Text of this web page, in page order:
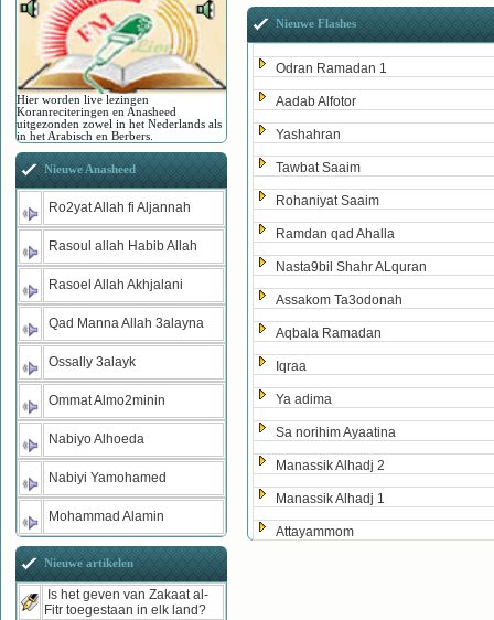
Nieuwe Flashes
Odran Ramadan 1
Aadab Alfotor
Yashahran
Tawbat Saaim
Rohaniyat Saaim
Ramdan qad Ahalla
Nasta9bil Shahr ALquran
Assakom Ta3odonah
Aqbala Ramadan
Iqraa
Ya adima
Sa norihim Ayaatina
Manassik Alhadj 2
Manassik Alhadj 1
Attayammom
Hier worden live lezingen
Koranreciteringen en Anasheed
uitgezonden zowel in het Nederlands als
in het Arabisch en Berbers.
Nieuwe Anasheed
Ro2yat Allah fi Aljannah
Rasoul allah Habib Allah
Rasoel Allah Akhjalani
Qad Manna Allah 3alayna
Ossally 3alayk
Ommat Almo2minin
Nabiyo Alhoeda
Nabiyi Yamohamed
Mohammad Alamin
Nieuwe artikelen
Is het geven van Zakaat al-
Fitr toegestaan in elk land?